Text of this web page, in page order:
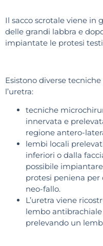
Il sacco scrotale viene in
delle grandi labbra e
impiantate le protesi
Esistono diverse
l’uretra:
tecniche
innervata e
regione antero-
lembi locali
inferiori o dalla
possibile
protesi peniena
neo-fallo.
L’uretra viene
lembo
prelevando un